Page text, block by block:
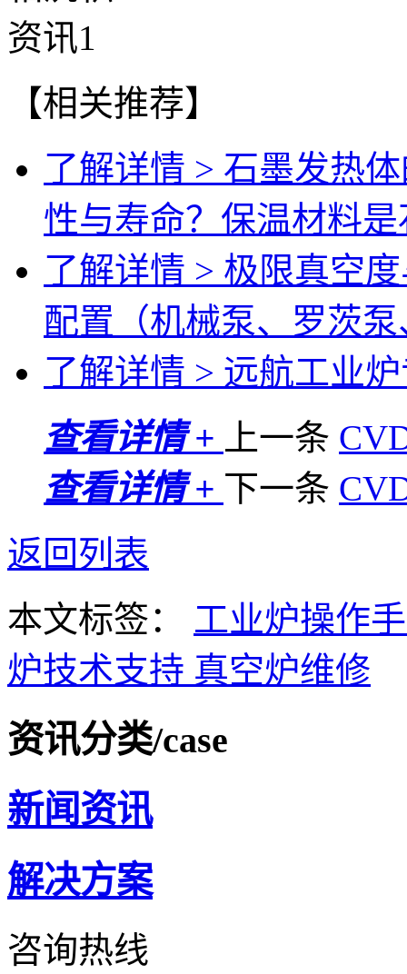
【相关推荐】
了解详情 > 石墨发热
性与寿命？保温材料
了解详情 > 极限真空
配置（机械泵、罗茨
了解详情 > 远航工业
查看详情 +
上一条
查看详情 + 下一条
返回列表
本文标签： 工业炉操作
炉技术支持 真空炉维修
资讯分类/case
新闻资讯
解决方案
咨询热线